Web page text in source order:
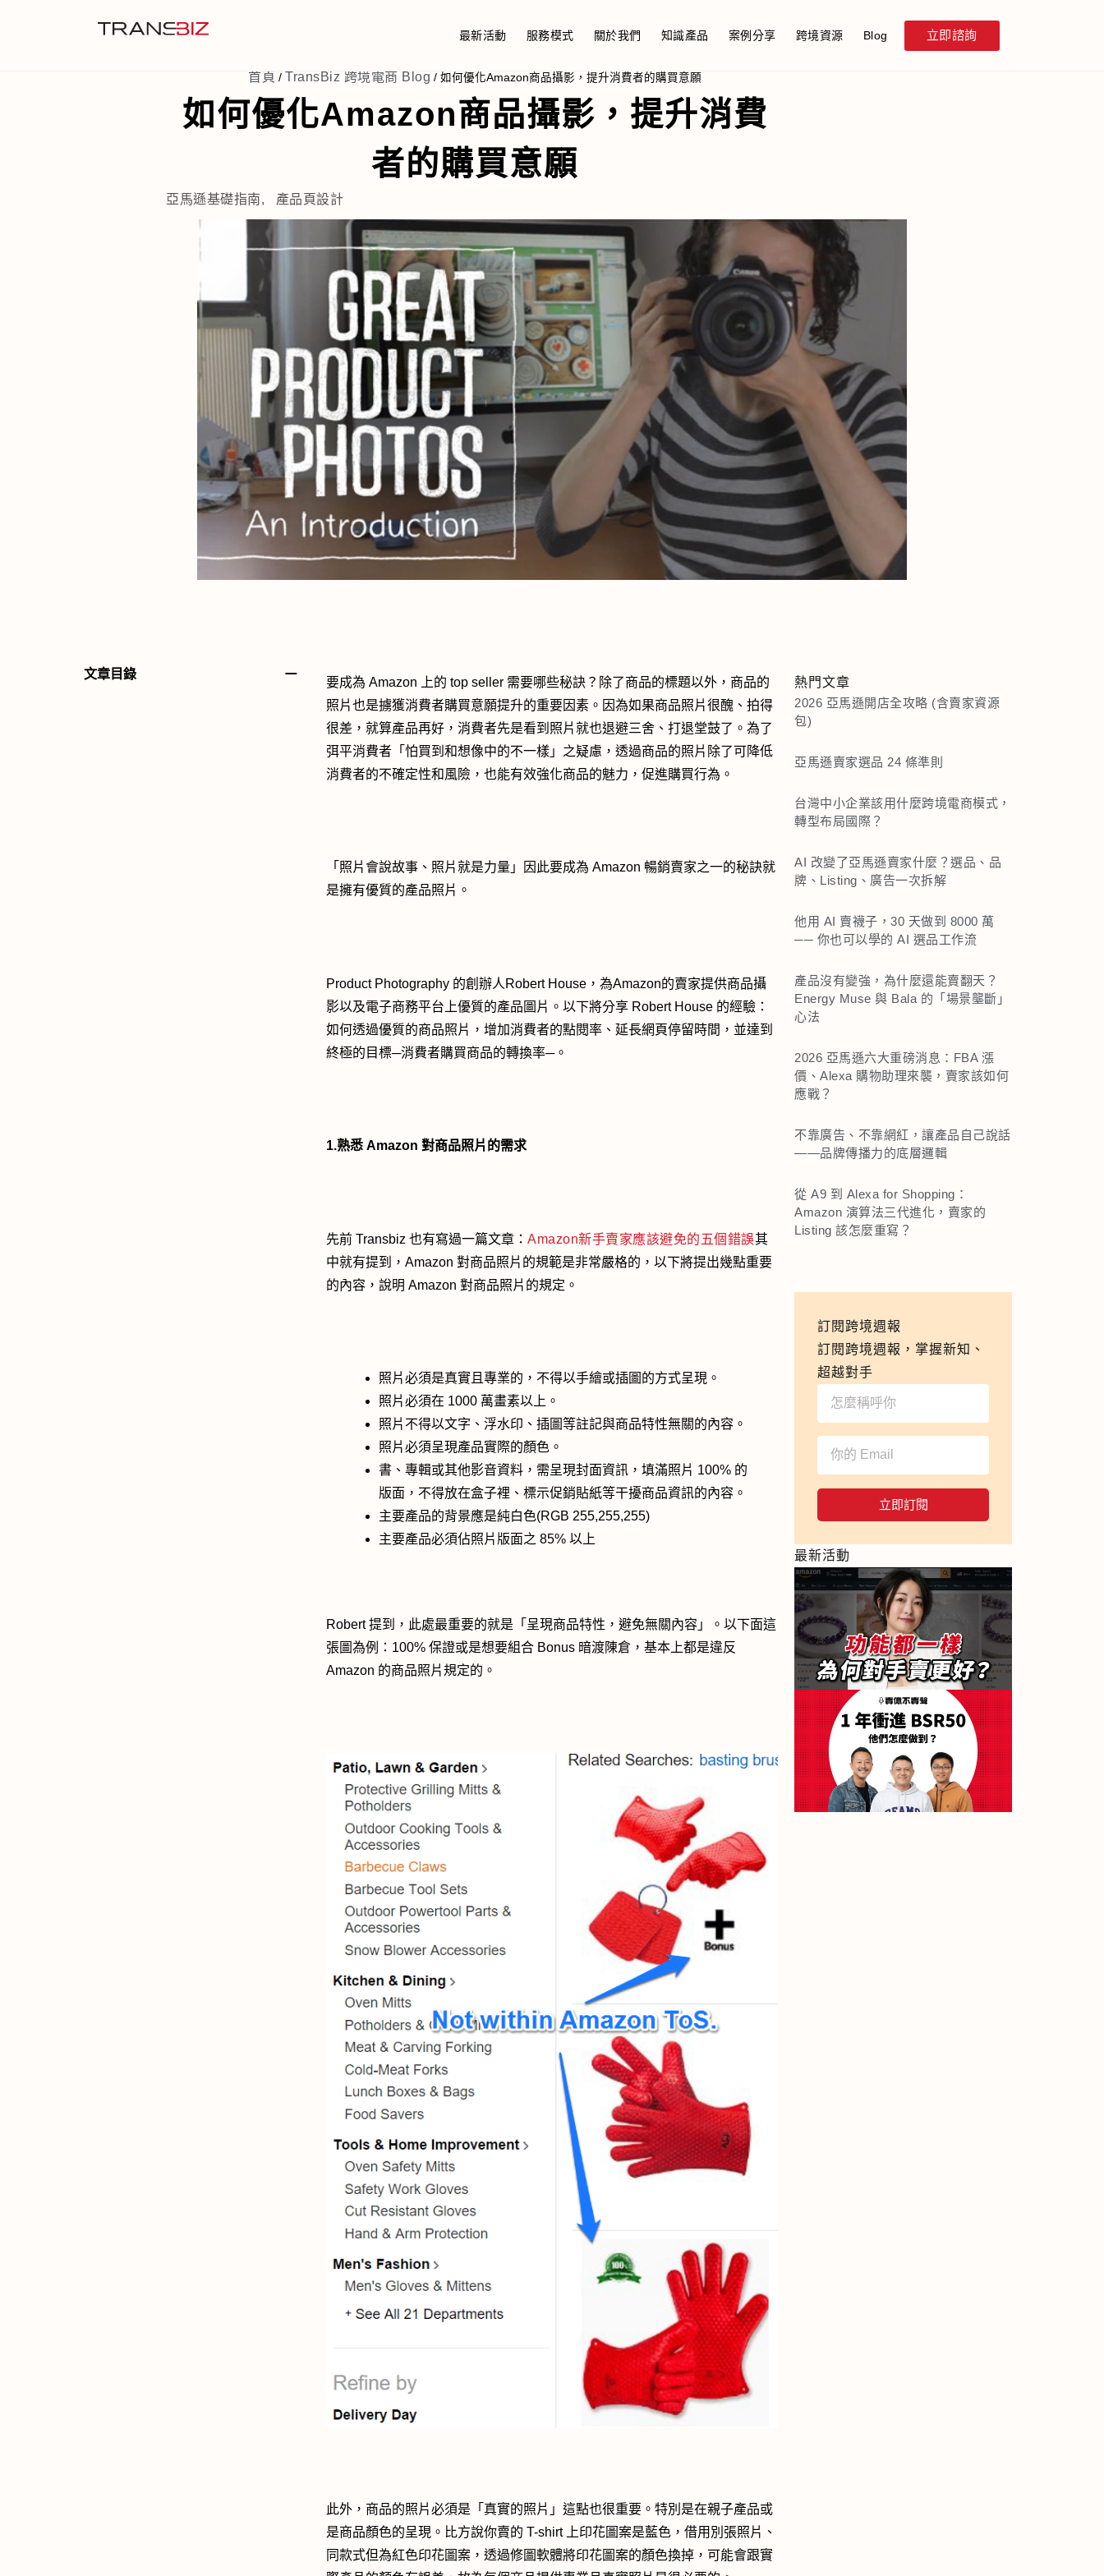
最新活動 服務模式 關於我們 知識產品 案例分享 跨境資源 Blog 立即諮詢
首頁 / TransBiz 跨境電商 Blog / 如何優化Amazon商品攝影，提升消費者的購買意願
如何優化Amazon商品攝影，提升消費
者的購買意願
亞馬遜基礎指南, 產品頁設計
文章目錄 －
要成為 Amazon 上的 top seller 需要哪些秘訣？除了商品的標題以外，商品的
照片也是擄獲消費者購買意願提升的重要因素。因為如果商品照片很醜、拍得
很差，就算產品再好，消費者先是看到照片就也退避三舍、打退堂鼓了。為了
弭平消費者「怕買到和想像中的不一樣」之疑慮，透過商品的照片除了可降低
消費者的不確定性和風險，也能有效強化商品的魅力，促進購買行為。
「照片會說故事、照片就是力量」因此要成為 Amazon 暢銷賣家之一的秘訣就
是擁有優質的產品照片。
Product Photography 的創辦人Robert House，為Amazon的賣家提供商品攝
影以及電子商務平台上優質的產品圖片。以下將分享 Robert House 的經驗：
如何透過優質的商品照片，增加消費者的點閱率、延長網頁停留時間，並達到
終極的目標─消費者購買商品的轉換率─。
1.熟悉 Amazon 對商品照片的需求
先前 Transbiz 也有寫過一篇文章： Amazon新手賣家應該避免的五個錯誤其
中就有提到，Amazon 對商品照片的規範是非常嚴格的，以下將提出幾點重要
的內容，說明 Amazon 對商品照片的規定。
照片必須是真實且專業的，不得以手繪或插圖的方式呈現。
照片必須在 1000 萬畫素以上。
照片不得以文字、浮水印、插圖等註記與商品特性無關的內容。
照片必須呈現產品實際的顏色。
書、專輯或其他影音資料，需呈現封面資訊，填滿照片 100% 的
版面，不得放在盒子裡、標示促銷貼紙等干擾商品資訊的內容。
主要產品的背景應是純白色(RGB 255,255,255)
主要產品必須佔照片版面之 85% 以上
Robert 提到，此處最重要的就是「呈現商品特性，避免無關內容」。以下面這
張圖為例：100% 保證或是想要組合 Bonus 暗渡陳倉，基本上都是違反
Amazon 的商品照片規定的。
此外，商品的照片必須是「真實的照片」這點也很重要。特別是在親子產品或
是商品顏色的呈現。比方說你賣的 T-shirt 上印花圖案是藍色，借用別張照片、
同款式但為紅色印花圖案，透過修圖軟體將印花圖案的顏色換掉，可能會跟實
熱門文章
2026 亞馬遜開店全攻略 (含賣家資源
包)
亞馬遜賣家選品 24 條準則
台灣中小企業該用什麼跨境電商模式，
轉型布局國際？
AI 改變了亞馬遜賣家什麼？選品、品
牌、Listing、廣告一次拆解
他用 AI 賣襪子，30 天做到 8000 萬
── 你也可以學的 AI 選品工作流
產品沒有變強，為什麼還能賣翻天？
Energy Muse 與 Bala 的「場景壟斷」
心法
2026 亞馬遜六大重磅消息：FBA 漲
價、Alexa 購物助理來襲，賣家該如何
應戰？
不靠廣告、不靠網紅，讓產品自己說話
——品牌傳播力的底層邏輯
從 A9 到 Alexa for Shopping：
Amazon 演算法三代進化，賣家的
Listing 該怎麼重寫？
訂閱跨境週報
訂閱跨境週報，掌握新知、
超越對手
立即訂閱
最新活動